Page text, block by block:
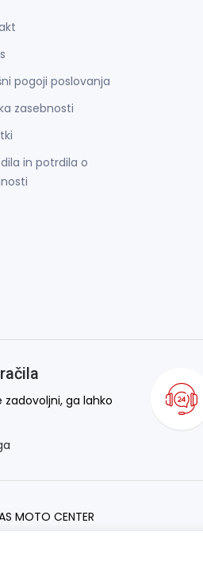
pogoji poslovanja
zasebnosti
in potrdila o
ga lahko
MOTO CENTER